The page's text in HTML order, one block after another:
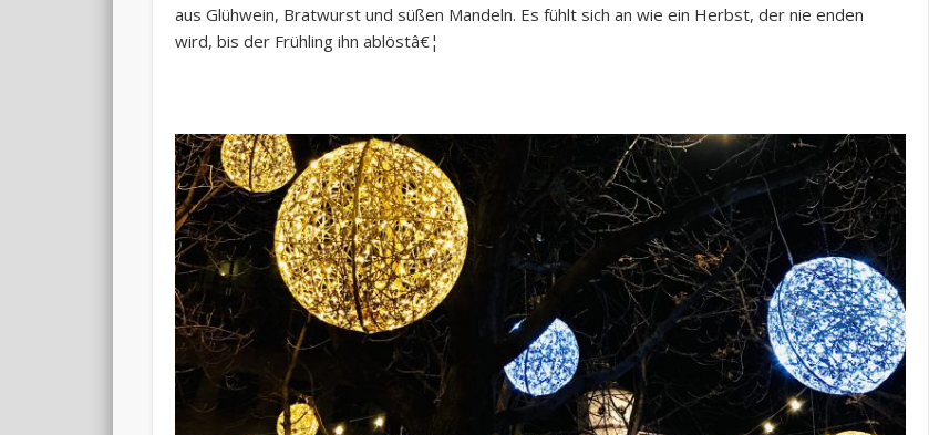
aus Glühwein, Bratwurst und süßen Mandeln. Es fühlt sich an wie ein Herbst, der nie enden
wird, bis der Frühling ihn ablöstâ€¦